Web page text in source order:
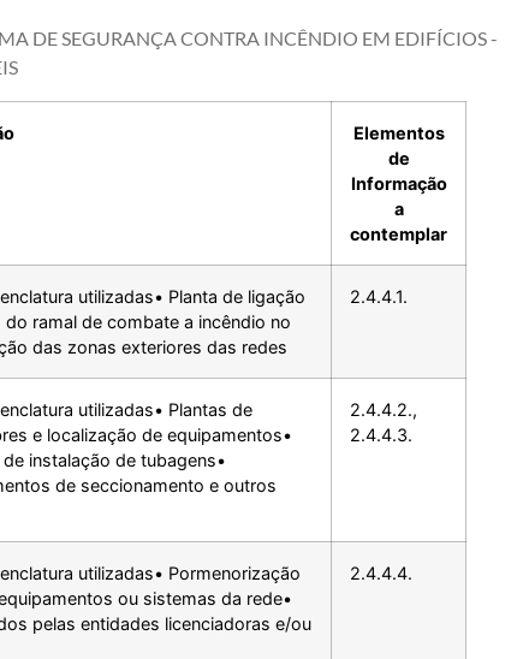
DE SEGURANÇA CONTRA INCÊNDIO EM EDIFÍCIOS -
Elementos
de
Informação
a
contemplar
utilizadas• Planta de ligação
ramal de combate a incêndio no
das zonas exteriores das redes
2.4.4.1.
utilizadas• Plantas de
e localização de equipamentos•
instalação de tubagens•
de seccionamento e outros
2.4.4.2.,
2.4.4.3.
utilizadas• Pormenorização
ou sistemas da rede•
pelas entidades licenciadoras e/ou
2.4.4.4.